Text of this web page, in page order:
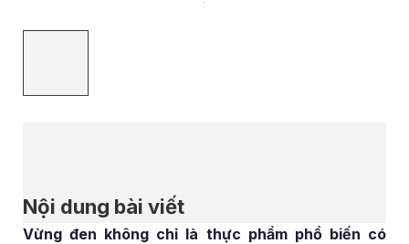
Nội dung bài viết
Vừng đen không chỉ là thực phẩm phổ biến có